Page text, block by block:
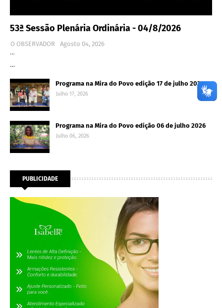
53ª Sessão Plenária Ordinária - 04/8/2026
O OBSERVADOR
Agosto 04, 2026
…
…
Programa na Mira do Povo edição 17 de julho 2026
Julho 17, 2026
Programa na Mira do Povo edição 06 de julho 2026
Julho 06, 2026
PUBLICIDADE